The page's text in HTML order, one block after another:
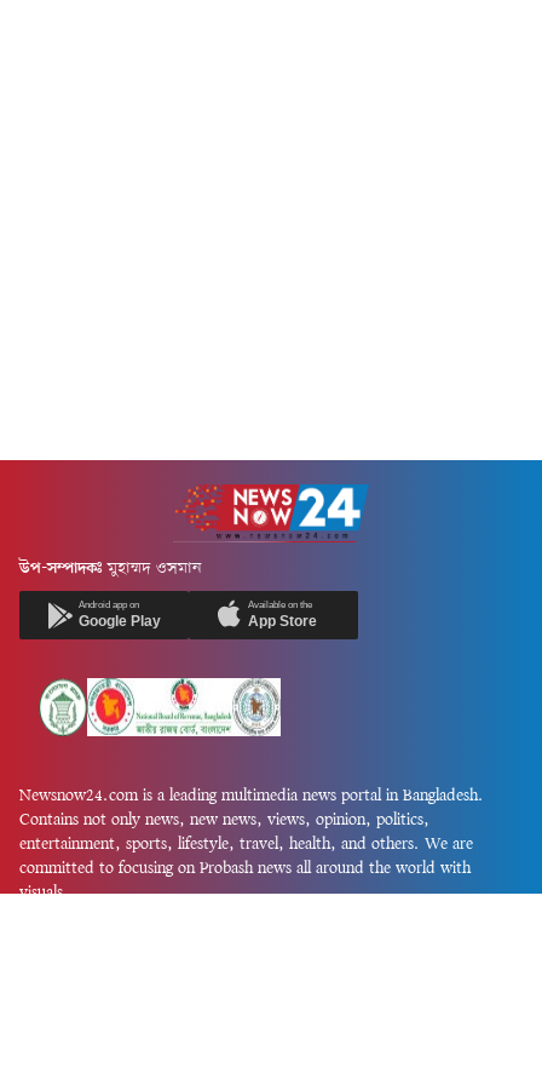
উপ-সম্পাদকঃ মুহাম্মদ ওসমান
Android app on
Google Play
Available on the
App Store
Newsnow24.com is a leading multimedia news portal in Bangladesh.
Contains not only news, new news, views, opinion, politics,
entertainment, sports, lifestyle, travel, health, and others. We are
committed to focusing on Probash news all around the world with
visuals.